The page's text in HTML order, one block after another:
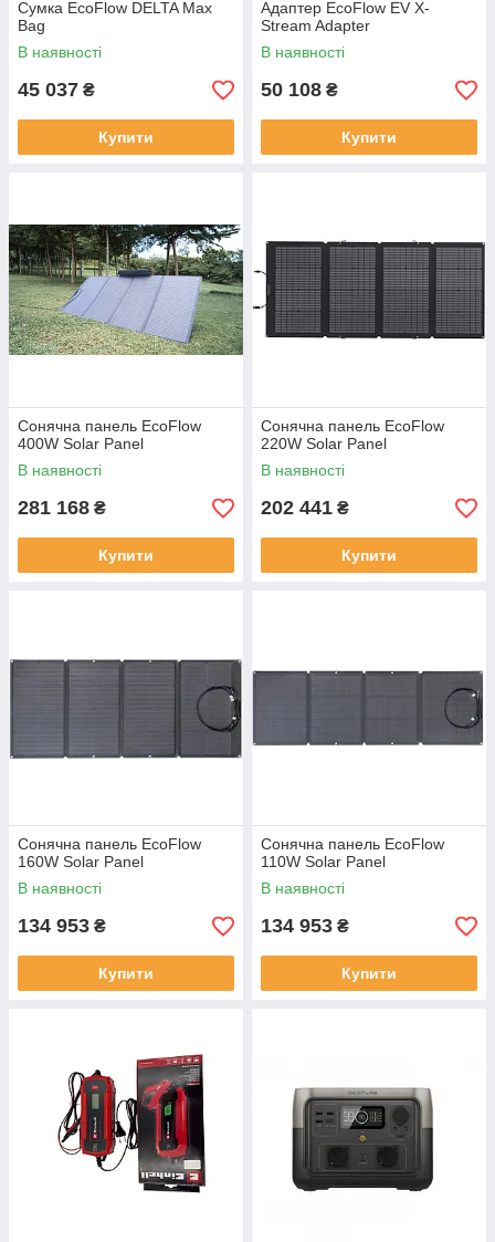
Сумка EcoFlow DELTA Max
Bag
В наявності
45 037 ₴
Купити
Адаптер EcoFlow EV X-
Stream Adapter
В наявності
50 108 ₴
Купити
Сонячна панель EcoFlow
400W Solar Panel
В наявності
281 168 ₴
Купити
Сонячна панель EcoFlow
220W Solar Panel
В наявності
202 441 ₴
Купити
Сонячна панель EcoFlow
160W Solar Panel
В наявності
134 953 ₴
Купити
Сонячна панель EcoFlow
110W Solar Panel
В наявності
134 953 ₴
Купити